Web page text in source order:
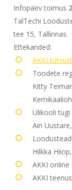
Infopäev toimus
TalTechi
tee 15, Tallinnas.
Ettekanded:
AKKI
Toodete
Kitty
Ülikooli
Ain
Hilkka
AKKI
AKKI